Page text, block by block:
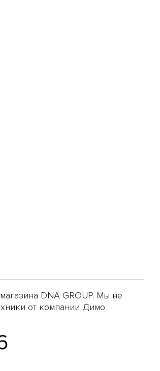
DNA GROUP. Мы не
от компании Димо.